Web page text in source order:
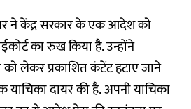
ने केंद्र सरकार के एक आदेश को
का रुख किया है. उन्होंने
को लेकर प्रकाशित कंटेंट हटाए जाने
दायर की है. अपनी याचिका